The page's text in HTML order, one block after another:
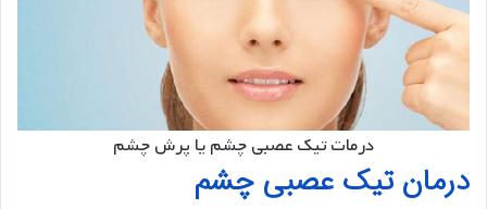
درمات تیک عصبی چشم یا پرش چشم
درمان تیک عصبی چشم